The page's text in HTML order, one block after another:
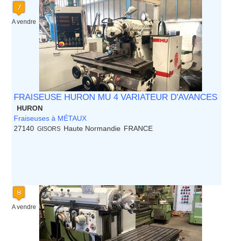
A vendre
FRAISEUSE HURON MU 4 VARIATEUR D'AVANCES
HURON
Fraiseuses à MÉTAUX
27140 GISORS Haute Normandie FRANCE
A vendre